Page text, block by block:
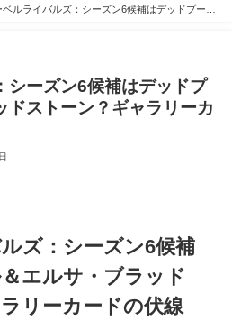
ベルライバルズ：シーズン6候補はデッドプール
シーズン6候補はデッドプ
ドストーン？ギャラリーカ
ズ：シーズン6候補
エルサ・ブラッド
リーカードの伏線